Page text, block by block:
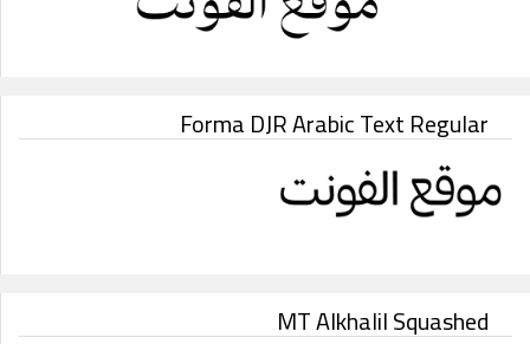
Forma DJR Arabic Text Regular
MT Alkhalil Squashed